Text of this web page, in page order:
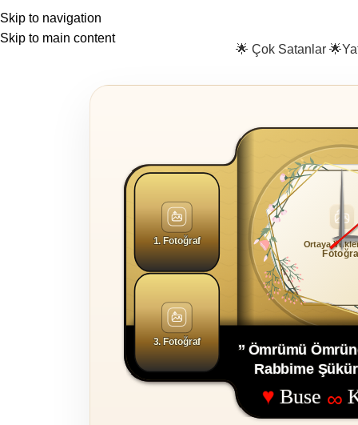
Skip to navigation
Skip to main content
🌟 Çok Satanlar 🌟
Normal kalem
saatinizi asıp
Ortaya
’’ Ömrümü
Rabbime
♥ Buse ∞
1. Fotoğraf
3. Fotoğraf